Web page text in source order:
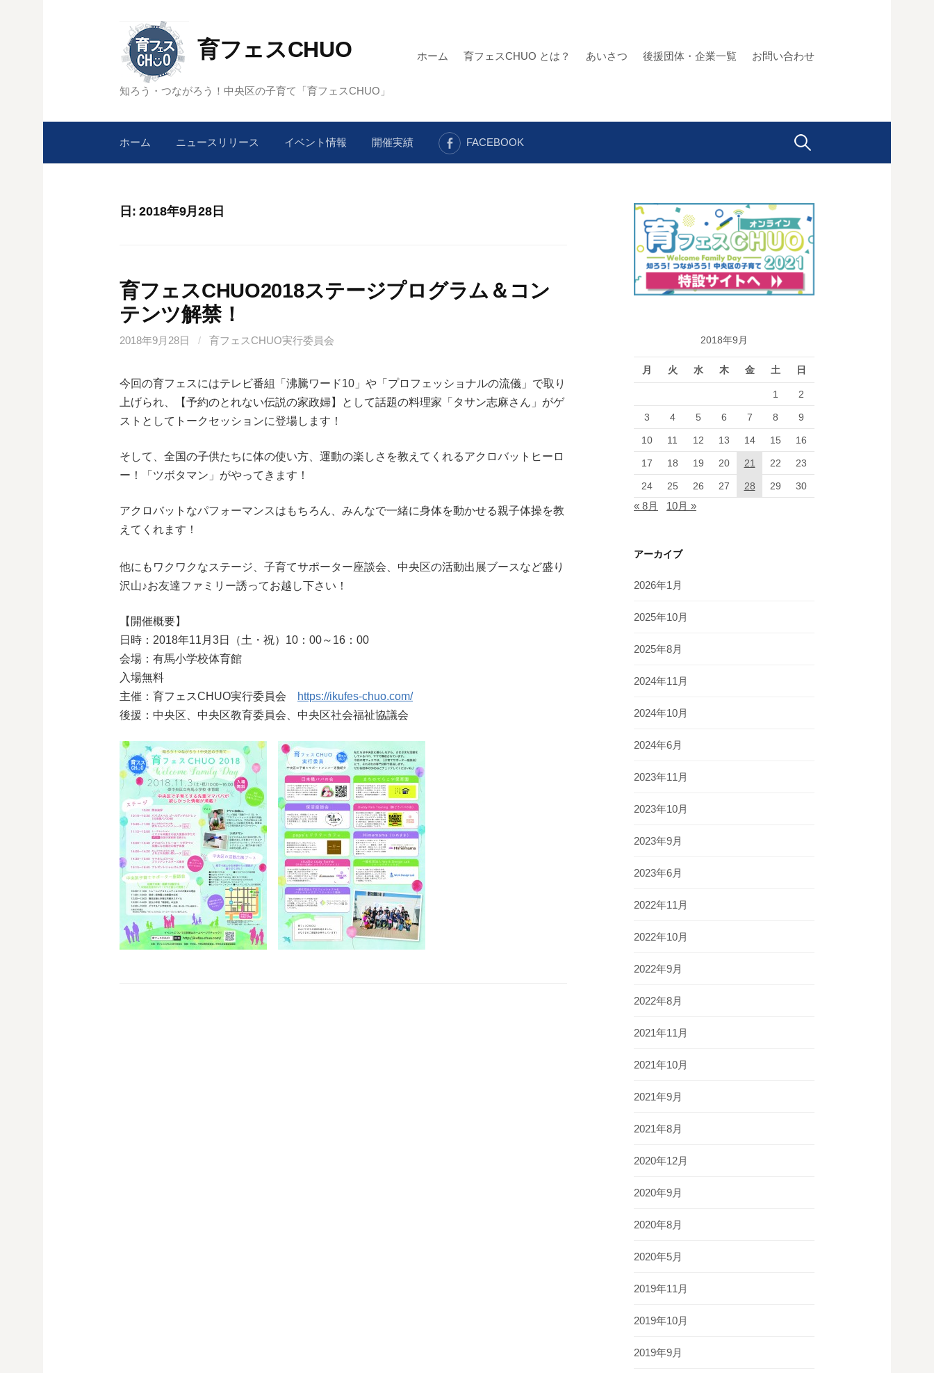
ス
育フェスCHUO
知ろう・つながろう！中央区の子育て「育フェスCHUO」
ホーム 育フェスCHUO とは？ あいさつ 後援団体・企業一覧 お問い合わせ
ホーム ニュースリリース イベント情報 開催実績 FACEBOOK 検
日:2018年9月28日
育フェスCHUO2018ステージプログラム＆コン
テンツ解禁！
2018年9月28日 / 育フェスCHUO実行委員会
今回の育フェスにはテレビ番組「沸騰ワード10」や「プロフェッショナルの流儀」で取り
上げられ、【予約のとれない伝説の家政婦】として話題の料理家「タサン志麻さん」がゲ
ストとしてトークセッションに登場します！
そして、全国の子供たちに体の使い方、運動の楽しさを教えてくれるアクロバットヒーロ
ー！「ツボタマン」がやってきます！
アクロバットなパフォーマンスはもちろん、みんなで一緒に身体を動かせる親子体操を教
えてくれます！
他にもワクワクなステージ、子育てサポーター座談会、中央区の活動出展ブースなど盛り
沢山♪お友達ファミリー誘ってお越し下さい！
【開催概要】
日時：2018年11月3日（土・祝）10：00～16：00
会場：有馬小学校体育館
入場無料
主催：育フェスCHUO実行委員会
https://ikufes-chuo.com/
後援：中央区、中央区教育委員会、中央区社会福祉協議会
2018年9月
月 火 水 木 金 土 日
1 2
3 4 5 6 7 8 9
10 11 12 13 14 15 16
17 18 19 20 21 22 23
24 25 26 27 28 29 30
« 8月 10月 »
アーカイブ
2026年1月
2025年10月
2025年8月
2024年11月
2024年10月
2024年6月
2023年11月
2023年10月
2023年9月
2023年6月
2022年11月
2022年10月
2022年9月
2022年8月
2021年11月
2021年10月
2021年9月
2021年8月
2020年12月
2020年9月
2020年8月
2020年5月
2019年11月
2019年10月
2019年9月